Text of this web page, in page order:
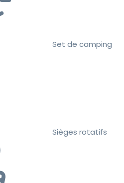
Set de camping
Sièges rotatifs